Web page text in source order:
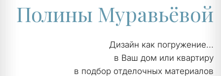
Полины Муравьёвой
Дизайн как погружение...
в Ваш дом или квартиру
в подбор отделочных материалов